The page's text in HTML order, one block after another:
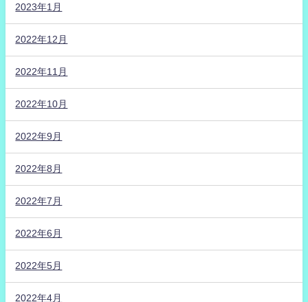
2023年1月
2022年12月
2022年11月
2022年10月
2022年9月
2022年8月
2022年7月
2022年6月
2022年5月
2022年4月